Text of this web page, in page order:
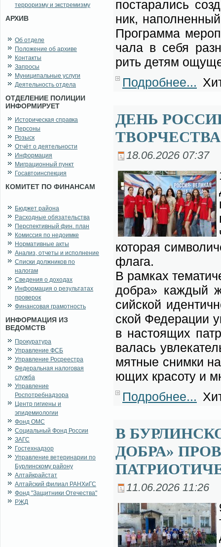
терроризму и экстремизму
АРХИВ
Об отделе
Положение об архиве
Контакты
Запросы
Муниципальные услуги
Деятельность отдела
ОТДЕЛЕНИЕ ПОЛИЦИИ
ИНФОРМИРУЕТ
Историческая справка
Персоны
Розыск
Отчёт о деятельности
Информация
Миграционный пункт
Госавтоинспекция
КОМИТЕТ ПО ФИНАНСАМ
Бюджет района
Расходные обязательства
Перспективный фин. план
Комиссия по недоимке
Нормативные акты
Анализ, отчеты и исполнение
Списки должников по
налогам
Сведения о доходах
Информация о результатах
проверок
Финансовая грамотность
ИНФОРМАЦИЯ ИЗ
ВЕДОМСТВ
Прокуратура
Управление ФСБ
Управление Росреестра
Федеральная налоговая
служба
Управление
Роспотребнадзора
Центр гигиены и
эпидемиологии
Фонд ОМС
Социальный Фонд России
ЗАГС
Гостехнадзор
Управление ветеринарии по
Бурлинскому району
Алтайкрайстат
Алтайский филиал РАНХиГС
Фонд "Защитники Отечества"
РЖД
по­ста­ра­лись
ник,
Про­грам­ма
ча­ла в се­бя
рить де­тям
Подробнее...
ДЕНЬ
ТВОРЧЕСТВА
18.06.2026 07:37
ко­то­рая
фла­га.
В рам­ках
добра» каж­дый
сий­ской
ской Фе­де­ра­ции
в на­сто­я­щих
ва­лась
мят­ные сним­ки
ю­щих кра­со­ту и
Подробнее...
В
ДОБРА»
11.06.2026 11:26